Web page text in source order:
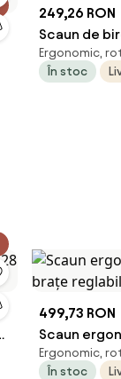
249,26 RON
Scaun de
Ergonomic,
În stoc
499,73 RON
Scaun
reglabile și
Ergonomic,
În stoc